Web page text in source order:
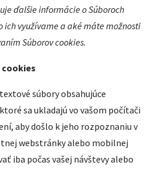
ďalšie informácie o Súboroch
ich využívame a aké máte možnosti
Súborov cookies.
cookies
súbory obsahujúce
sa ukladajú vo vašom počítači
aby došlo k jeho rozpoznaniu v
webstránky alebo mobilnej
iba počas vašej návštevy alebo